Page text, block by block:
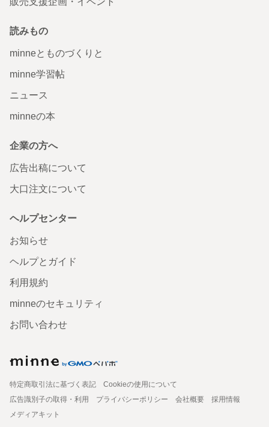
読みもの
minneとものづくりと
minne学習帖
ニュース
minneの本
企業の方へ
広告出稿について
大口注文について
ヘルプセンター
お知らせ
ヘルプとガイド
利用規約
minneのセキュリティ
お問い合わせ
特定商取引法に基づく表記
Cookieの使用について
広告識別子の取得・利用
プライバシーポリシー 会社概要
採用情報
メディアキット